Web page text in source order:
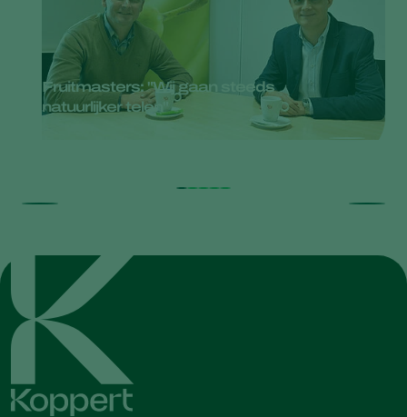
Fruitmasters: "Wij gaan steeds
natuurlijker telen"